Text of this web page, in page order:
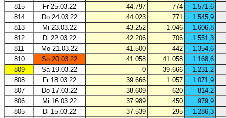
815 Fr 25.03.22 44.797 774
1.571,6
814
Do 24.03.22 44.023 771
1.545,9
813
Mi 23.03.22 43.252 1.046
1.606,8
812
Di 22.03.22 42.206 706
1.551,3
811
Mo 21.03.22 41.500 442
1.354,6
810
So 20.03.22 41.058 41.058
1.168,6
809
Sa 19.03.22 0 -39.666
1.231,2
808
Fr 18.03.22 39.666 1.057
1.071,9
807
Do 17.03.22 38.609 620
814,2
806
Mi 16.03.22 37.989 450
979,9
805
Di 15.03.22 37.539 295
1.286,3